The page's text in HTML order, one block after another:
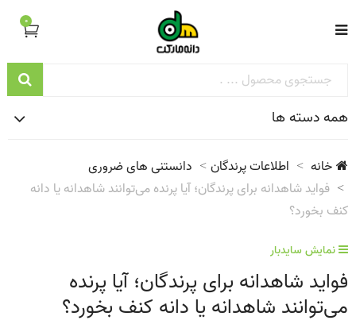
0
همه دسته ها
خانه اطلاعات پرندگان
دانستنی های ضروری
فواید شاهدانه برای پرندگان؛ آیا پرنده می‌توانند شاهدانه یا دانه
کنف بخورد؟
نمایش سایدبار
فواید شاهدانه برای پرندگان؛ آیا پرنده
می‌توانند شاهدانه یا دانه کنف بخورد؟